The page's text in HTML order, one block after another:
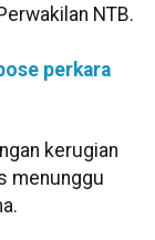
NTB.
perkara
kerugian
menunggu